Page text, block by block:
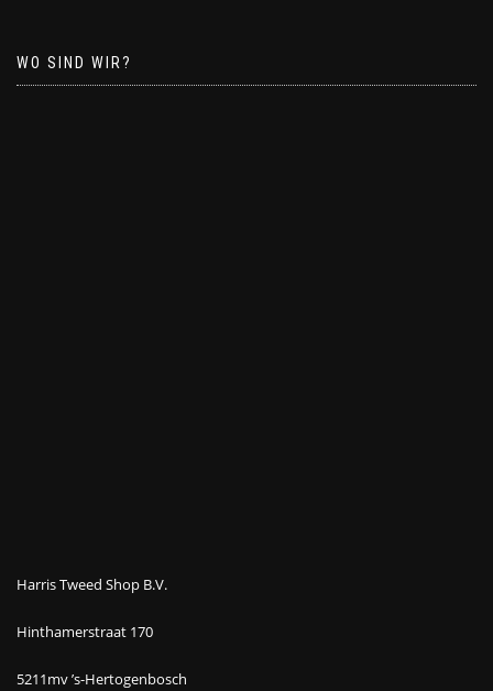
WO SIND WIR?
Harris Tweed Shop B.V.
Hinthamerstraat 170
5211mv ’s-Hertogenbosch